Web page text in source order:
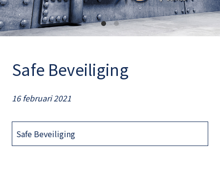
Safe Beveiliging
16 februari 2021
Safe Beveiliging